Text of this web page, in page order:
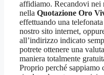
affidiamo. Recandovi nei
nella Quotazione Oro
effettuando una
nostro sito internet,
all’indirizzo indicato
potrete ottenere una
maniera totalmente
Proprio perché sappiamo